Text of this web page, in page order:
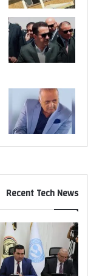
Recent Tech News